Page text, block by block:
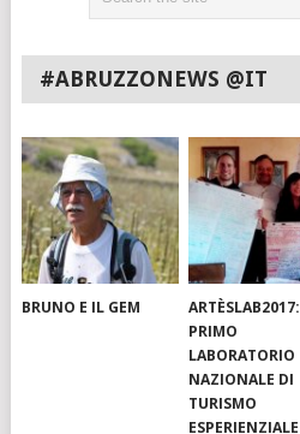
#ABRUZZONEWS @IT
BRUNO E IL GEM
ARTÈSLAB2017:
PRIMO
LABORATORIO
NAZIONALE DI
TURISMO
ESPERIENZIALE